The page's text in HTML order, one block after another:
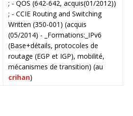
; - QOS (642-642, acquis(01/2012))
; - CCIE Routing and Switching
Written (350-001) (acquis
(05/2014) - _Formations:_IPv6
(Base+détails, protocoles de
routage (EGP et IGP), mobilité,
mécanismes de transition) (au
crihan)